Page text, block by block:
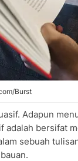
Burst
Adapun
bersifat
sebuah